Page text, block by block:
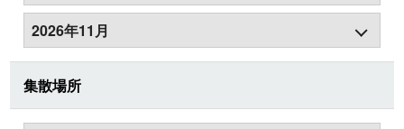
2026年11月
集散場所